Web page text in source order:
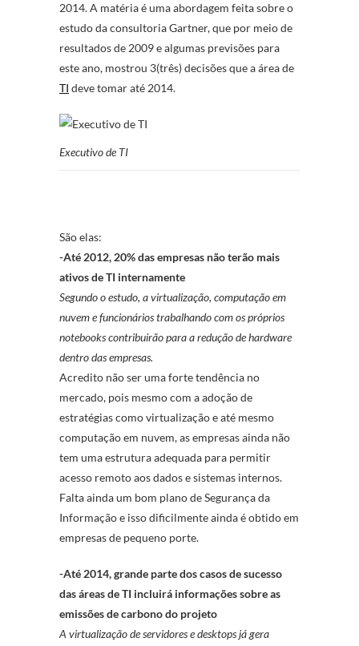
2014. A matéria é uma abordagem feita sobre o
estudo da consultoria Gartner, que por meio de
resultados de 2009 e algumas previsões para
este ano, mostrou 3(três) decisões que a área de
TI deve tomar até 2014.
Executivo de TI
São elas:
-Até 2012, 20% das empresas não terão mais
ativos de TI internamente
Segundo o estudo, a virtualização, computação em
nuvem e funcionários trabalhando com os próprios
notebooks contribuirão para a redução de hardware
dentro das empresas.
Acredito não ser uma forte tendência no
mercado, pois mesmo com a adoção de
estratégias como virtualização e até mesmo
computação em nuvem, as empresas ainda não
tem uma estrutura adequada para permitir
acesso remoto aos dados e sistemas internos.
Falta ainda um bom plano de Segurança da
Informação e isso dificilmente ainda é obtido em
empresas de pequeno porte.
-Até 2014, grande parte dos casos de sucesso
das áreas de TI incluirá informações sobre as
emissões de carbono do projeto
A virtualização de servidores e desktops já gera